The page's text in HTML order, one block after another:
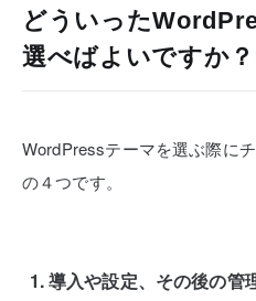
どういった
選べばよいですか？
WordPressテーマを選ぶ際に
の４つです。
導入や設定、その後の管